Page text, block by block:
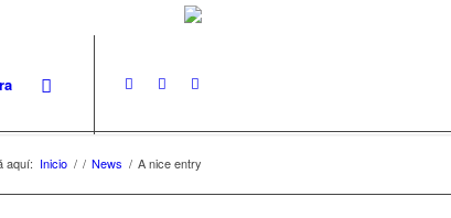
aquí: Inicio / / News / A nice entry